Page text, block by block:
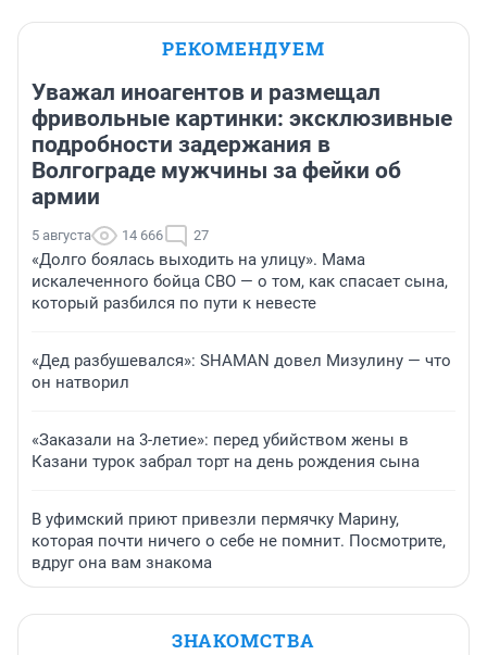
РЕКОМЕНДУЕМ
Уважал иноагентов и размещал
фривольные картинки: эксклюзивные
подробности задержания в
Волгограде мужчины за фейки об
армии
5 августа 14 666 27
«Долго боялась выходить на улицу». Мама
искалеченного бойца СВО — о том, как спасает сына,
который разбился по пути к невесте
«Дед разбушевался»: SHAMAN довел Мизулину — что
он натворил
«Заказали на 3-летие»: перед убийством жены в
Казани турок забрал торт на день рождения сына
В уфимский приют привезли пермячку Марину,
которая почти ничего о себе не помнит. Посмотрите,
вдруг она вам знакома
ЗНАКОМСТВА